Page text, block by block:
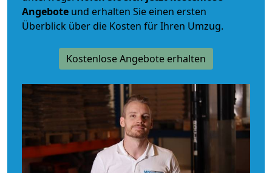
Angebote und erhalten Sie einen ersten
Überblick über die Kosten für Ihren Umzug.
Kostenlose Angebote erhalten